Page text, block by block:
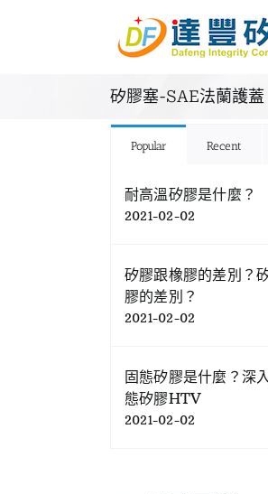
矽膠塞-SAE法蘭護蓋
Popular Recent
耐高溫矽膠是什麼？
2021-02-02
矽膠跟橡膠的差別？
膠的差別？
2021-02-02
固態矽膠是什麼？深
態矽膠HTV
2021-02-02